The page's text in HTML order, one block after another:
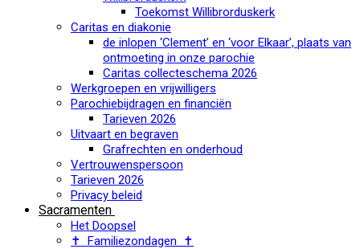
Toekomst Willibrorduskerk
Caritas en diakonie
de inlopen ‘Clement’ en ‘voor Elkaar’, plaats van
ontmoeting in onze parochie
Caritas collecteschema 2026
Werkgroepen en vrijwilligers
Parochiebijdragen en financiën
Tarieven 2026
Uitvaart en begraven
Grafrechten en onderhoud
Vertrouwenspersoon
Tarieven 2026
Privacy beleid
Sacramenten
Het Doopsel
✝ Familiezondagen ✝